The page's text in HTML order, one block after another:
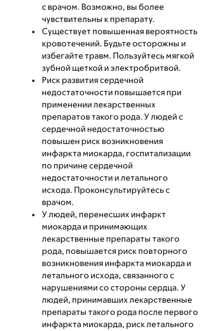
с врачом. Возможно, вы более
чувствительны к препарату.
Существует повышенная вероятность
кровотечений. Будьте осторожны и
избегайте травм. Пользуйтесь мягкой
зубной щеткой и электробритвой.
Риск развития сердечной
недостаточности повышается при
применении лекарственных
препаратов такого рода. У людей с
сердечной недостаточностью
повышен риск возникновения
инфаркта миокарда, госпитализации
по причине сердечной
недостаточности и летального
исхода. Проконсультируйтесь с
врачом.
У людей, перенесших инфаркт
миокарда и принимающих
лекарственные препараты такого
рода, повышается риск повторного
возникновения инфаркта миокарда и
летального исхода, связанного с
нарушениями со стороны сердца. У
людей, принимавших лекарственные
препараты такого рода после первого
инфаркта миокарда, риск летального